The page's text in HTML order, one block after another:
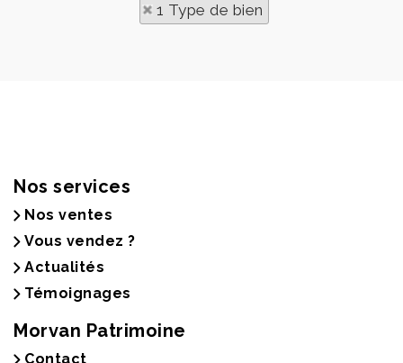
1 Type de bien
Nos services
Nos ventes
Vous vendez ?
Actualités
Témoignages
Morvan Patrimoine
Contact